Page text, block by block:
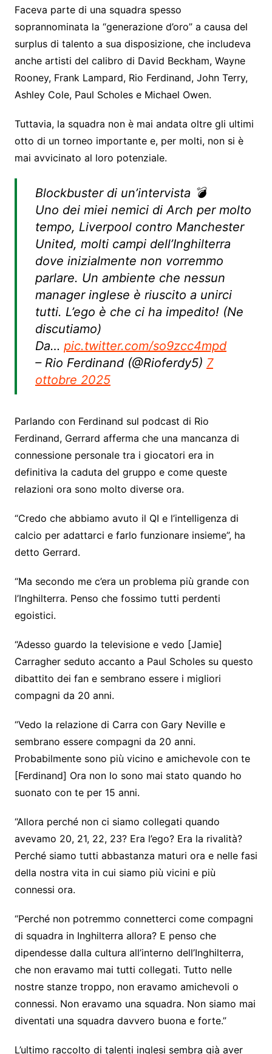
Faceva parte di una squadra spesso
soprannominata la “generazione d’oro” a causa del
surplus di talento a sua disposizione, che includeva
anche artisti del calibro di David Beckham, Wayne
Rooney, Frank Lampard, Rio Ferdinand, John Terry,
Ashley Cole, Paul Scholes e Michael Owen.
Tuttavia, la squadra non è mai andata oltre gli ultimi
otto di un torneo importante e, per molti, non si è
mai avvicinato al loro potenziale.
Blockbuster di un’intervista 💣
Uno dei miei nemici di Arch per molto
tempo, Liverpool contro Manchester
United, molti campi dell’Inghilterra
dove inizialmente non vorremmo
parlare. Un ambiente che nessun
manager inglese è riuscito a unirci
tutti. L’ego è che ci ha impedito! (Ne
discutiamo)
Da… pic.twitter.com/so9zcc4mpd
– Rio Ferdinand (@Rioferdy5) 7
ottobre 2025
Parlando con Ferdinand sul podcast di Rio
Ferdinand, Gerrard afferma che una mancanza di
connessione personale tra i giocatori era in
definitiva la caduta del gruppo e come queste
relazioni ora sono molto diverse ora.
“Credo che abbiamo avuto il QI e l’intelligenza di
calcio per adattarci e farlo funzionare insieme”, ha
detto Gerrard.
“Ma secondo me c’era un problema più grande con
l’Inghilterra. Penso che fossimo tutti perdenti
egoistici.
“Adesso guardo la televisione e vedo [Jamie]
Carragher seduto accanto a Paul Scholes su questo
dibattito dei fan e sembrano essere i migliori
compagni da 20 anni.
“Vedo la relazione di Carra con Gary Neville e
sembrano essere compagni da 20 anni.
Probabilmente sono più vicino e amichevole con te
[Ferdinand] Ora non lo sono mai stato quando ho
suonato con te per 15 anni.
“Allora perché non ci siamo collegati quando
avevamo 20, 21, 22, 23? Era l’ego? Era la rivalità?
Perché siamo tutti abbastanza maturi ora e nelle fasi
della nostra vita in cui siamo più vicini e più
connessi ora.
“Perché non potremmo connetterci come compagni
di squadra in Inghilterra allora? E penso che
dipendesse dalla cultura all’interno dell’Inghilterra,
che non eravamo mai tutti collegati. Tutto nelle
nostre stanze troppo, non eravamo amichevoli o
connessi. Non eravamo una squadra. Non siamo mai
diventati una squadra davvero buona e forte.”
L’ultimo raccolto di talenti inglesi sembra già aver